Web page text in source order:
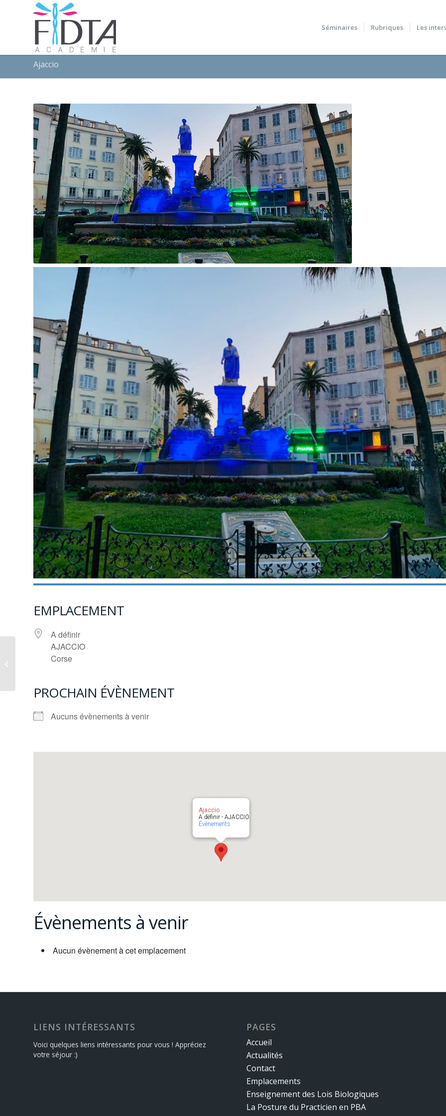
Séminaires Rubriques Les
Ajaccio
EMPLACEMENT
A définir
AJACCIO
Corse
PROCHAIN ÉVÈNEMENT
Aucuns évènements à venir
Ajaccio
A définir - AJACCIO
Évènements
Évènements à venir
Aucun évènement à cet emplacement
LIENS INTÉRESSANTS
Voici quelques liens intéressants pour vous ! Appréciez
votre séjour :)
PAGES
Accueil
Actualités
Contact
Emplacements
Enseignement des Lois Biologiques
La Posture du Practicien en PBA